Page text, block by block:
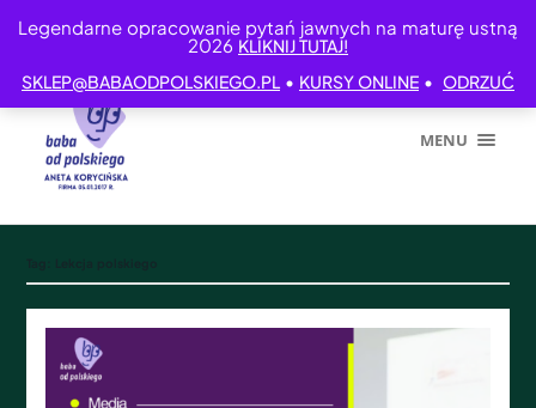
Legendarne opracowanie pytań jawnych na maturę ustną
2026 KLIKNIJ TUTAJ!
SKLEP@BABAODPOLSKIEGO.PL • KURSY ONLINE • ODRZUĆ
MENU